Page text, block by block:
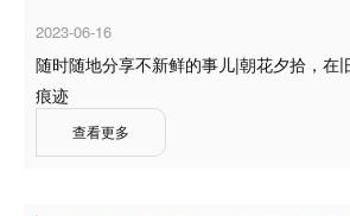
2023-06-16
随时随地分享不新鲜的事儿|朝花夕拾，在
痕迹
查看更多